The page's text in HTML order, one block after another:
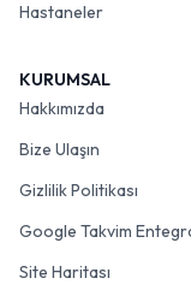
Hastaneler
KURUMSAL
Hakkımızda
Bize Ulaşın
Gizlilik Politikası
Google Takvim
Site Haritası